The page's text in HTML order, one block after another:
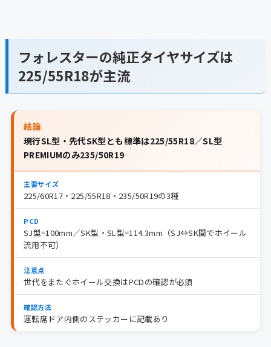
フォレスターの純正タイヤサイズは
225/55R18が主流
結論
現行SL型・先代SK型とも標準は225/55R18／SL型
PREMIUMのみ235/50R19
主要サイズ
225/60R17・225/55R18・235/50R19の3種
PCD
SJ型=100mm／SK型・SL型=114.3mm（SJ⇔SK間でホイール
流用不可）
注意点
世代をまたぐホイール交換はPCDの確認が必須
確認方法
運転席ドア内側のステッカーに記載あり